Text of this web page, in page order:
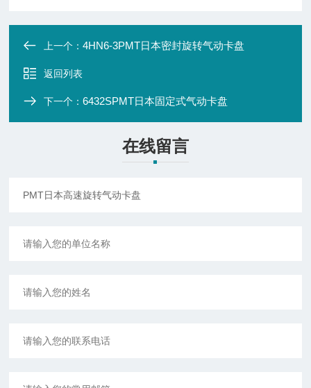
上一个：4HN6-3PMT日本密封旋转气动卡盘
返回列表
下一个：6432SPMT日本固定式气动卡盘
在线留言